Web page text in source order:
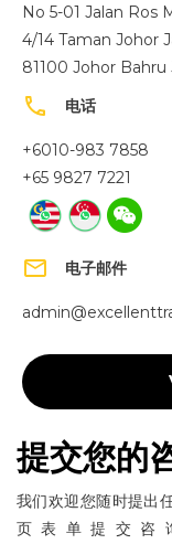
No 5-01 Jalan Ros
4/14 Taman Johor
81100 Johor Bahru
phone 电话
+6010-983 7858
+65 9827 7221
email 电子邮件
提交您的
我们欢迎您随时提出
页表单提交咨